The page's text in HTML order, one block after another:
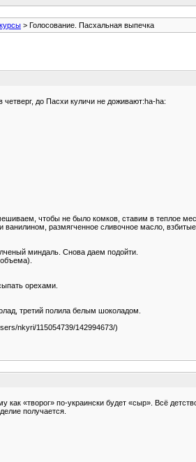
> Голосование. Пасхальная выпечка
до Пасхи куличи не доживают:ha-ha:
чтобы не было комков, ставим в теплое
размягченное сливочное масло,
миндаль. Снова даем подойти.
орехами.
третий полила белым шоколадом.
nkyri/115054739/142994673/)
«творог» по-украински будет «сыр». Всё
получается.